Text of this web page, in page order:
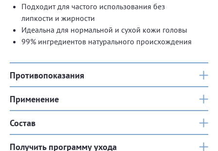
Подходит для частого использования без
липкости и жирности
Идеальна для нормальной и сухой кожи головы
99% ингредиентов натурального происхождения
Противопоказания
Применение
Состав
Получить программу ухода